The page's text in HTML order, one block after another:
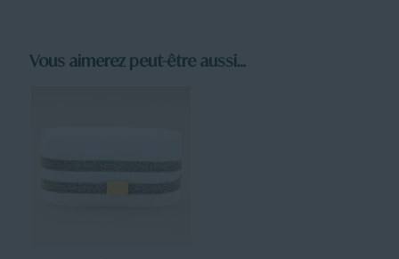
Vous aimerez peut-être aussi…